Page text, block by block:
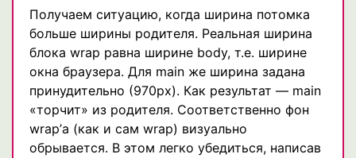
Получаем ситуацию, когда ширина потомка
больше ширины родителя. Реальная ширина
блока wrap равна ширине body, т.е. ширине
окна браузера. Для main же ширина задана
принудительно (970px). Как результат — main
«торчит» из родителя. Соответственно фон
wrap’а (как и сам wrap) визуально
обрывается. В этом легко убедиться, написав